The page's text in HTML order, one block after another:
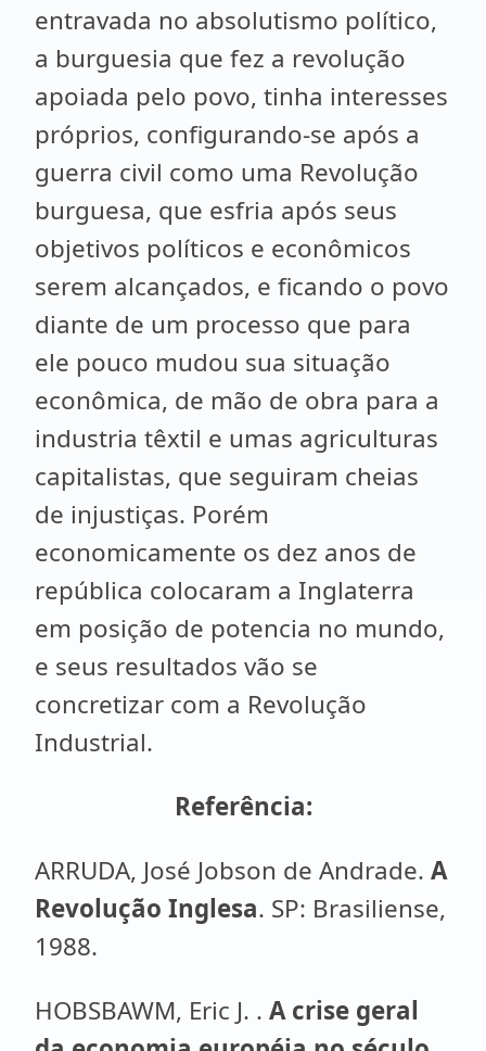
entravada no absolutismo político,
a burguesia que fez a revolução
apoiada pelo povo, tinha interesses
próprios, configurando-se após a
guerra civil como uma Revolução
burguesa, que esfria após seus
objetivos políticos e econômicos
serem alcançados, e ficando o povo
diante de um processo que para
ele pouco mudou sua situação
econômica, de mão de obra para a
industria têxtil e umas agriculturas
capitalistas, que seguiram cheias
de injustiças. Porém
economicamente os dez anos de
república colocaram a Inglaterra
em posição de potencia no mundo,
e seus resultados vão se
concretizar com a Revolução
Industrial.
Referência:
ARRUDA, José Jobson de Andrade. A
Revolução Inglesa. SP: Brasiliense,
1988.
HOBSBAWM, Eric J. . A crise geral